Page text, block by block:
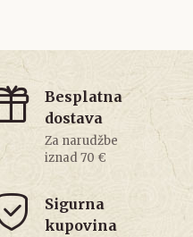
Besplatna
dostava
Za narudžbe
iznad 70 €
Sigurna
kupovina